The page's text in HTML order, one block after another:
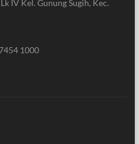
IV Kel. Gunung Sugih, Kec.
1000